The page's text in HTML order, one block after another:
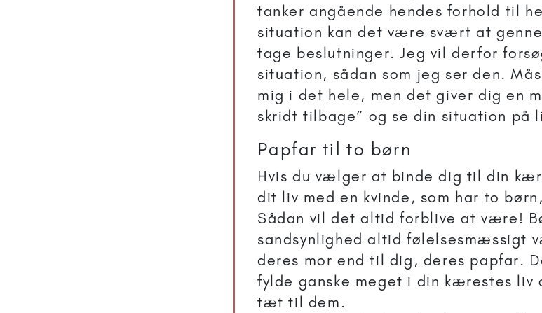
tanker angående hendes forhold til
situation kan det være svært at
tage beslutninger. Jeg vil derfor
situation, sådan som jeg ser den.
mig i det hele, men det giver dig en
skridt tilbage” og se din situation på
Papfar til to børn
Hvis du vælger at binde dig til din
dit liv med en kvinde, som har to
Sådan vil det altid forblive at være!
sandsynlighed altid følelsesmæssigt
deres mor end til dig, deres papfar.
fylde ganske meget i din kærestes liv
tæt til dem.